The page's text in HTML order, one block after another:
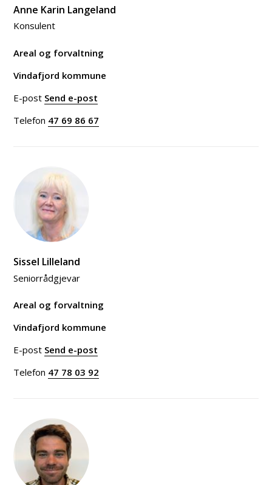
Anne Karin Langeland
Konsulent
Areal og forvaltning
Vindafjord kommune
E-post Send e-post
Telefon 47 69 86 67
Sissel Lilleland
Seniorrådgjevar
Areal og forvaltning
Vindafjord kommune
E-post Send e-post
Telefon 47 78 03 92